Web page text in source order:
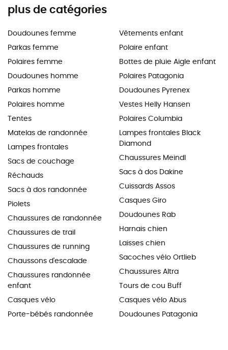
plus de catégories
Doudounes femme
Parkas femme
Polaires femme
Doudounes homme
Parkas homme
Polaires homme
Tentes
Matelas de randonnée
Lampes frontales
Sacs de couchage
Réchauds
Sacs à dos randonnée
Piolets
Chaussures de randonnée
Chaussures de trail
Chaussures de running
Chaussons d'escalade
Chaussures randonnée
enfant
Casques vélo
Porte-bébés randonnée
Vêtements enfant
Polaire enfant
Bottes de pluie Aigle enfant
Polaires Patagonia
Doudounes Pyrenex
Vestes Helly Hansen
Polaires Columbia
Lampes frontales Black
Diamond
Chaussures Meindl
Sacs à dos Dakine
Cuissards Assos
Casques Giro
Doudounes Rab
Harnais chien
Laisses chien
Sacoches vélo Ortlieb
Chaussures Altra
Tours de cou Buff
Casques vélo Abus
Doudounes Patagonia